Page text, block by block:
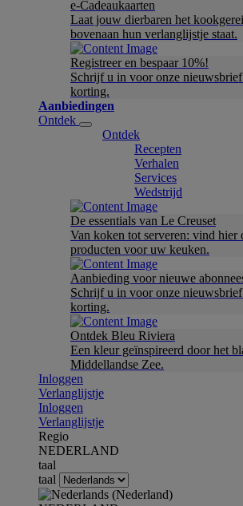
e-Cadeaukaarten
Laat jouw dierbaren het
bovenaan hun verlanglijstje staat.
Registreer en bespaar 10%!
Schrijf u in voor onze
korting.
Aanbiedingen
Ontdek
Ontdek
Recepten
Verhalen
Services
Wedstrijd
De essentials van Le Creuset
Van koken tot serveren: vind hier
producten voor uw keuken.
Aanbieding voor nieuwe
Schrijf u in voor onze
korting.
Ontdek Bleu Riviera
Een kleur geïnspireerd door het
Middellandse Zee.
Inloggen
Verlanglijstje
Inloggen
Verlanglijstje
Regio
NEDERLAND
taal
taal